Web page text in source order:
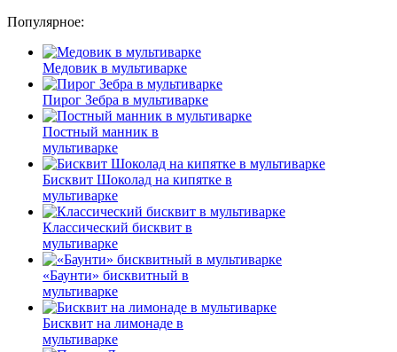
Популярное:
Медовик в мультиварке
Пирог Зебра в мультиварке
Постный манник в
мультиварке
Бисквит Шоколад на кипятке в
мультиварке
Классический бисквит в
мультиварке
«Баунти» бисквитный в
мультиварке
Бисквит на лимонаде в
мультиварке